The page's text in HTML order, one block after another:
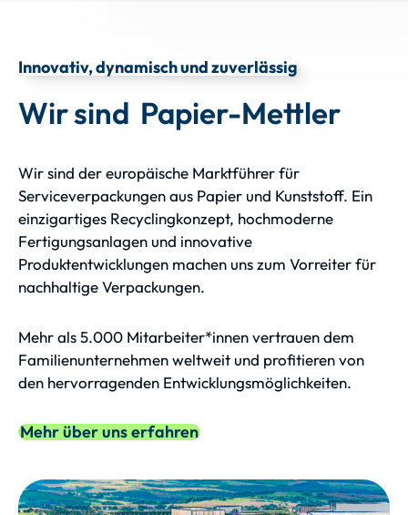
Innovativ, dynamisch und zuverlässig
Wir sind Papier-Mettler
Wir sind der europäische Marktführer für
Serviceverpackungen aus Papier und Kunststoff. Ein
einzigartiges Recyclingkonzept, hochmoderne
Fertigungsanlagen und innovative
Produktentwicklungen machen uns zum Vorreiter für
nachhaltige Verpackungen.
Mehr als 5.000 Mitarbeiter*innen vertrauen dem
Familienunternehmen weltweit und profitieren von
den hervorragenden Entwicklungsmöglichkeiten.
Mehr über uns erfahren